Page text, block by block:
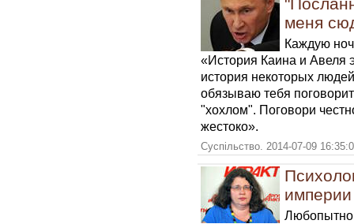
меня
Каждую
«История Каина и Авеля
история некоторых
обязываю тебя
"хохлом". Поговори
жестоко».
Суспільство. 2014-07-09
империи
Любопытно